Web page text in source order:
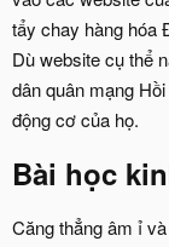
tẩy chay hàng hóa
Dù website cụ thể
dân quân mạng
động cơ của họ.
Bài học
Căng thẳng âm ỉ